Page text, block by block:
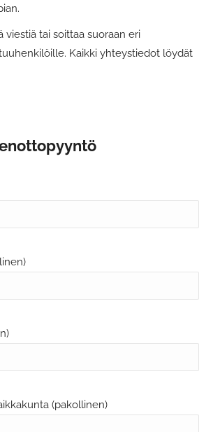
viestiä tai soittaa suoraan eri
Kaikki yhteystiedot löydät
(pakollinen)